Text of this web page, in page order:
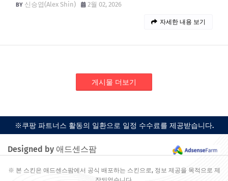
신승엽(Alex Shin)
2월 02, 2026
자세한 내용 보기
게시물 더보기
※쿠팡 파트너스 활동의 일환으로 일정 수수료를 제공받습니다.
Designed by 애드센스팜
※ 본 스킨은 애드센스팜에서 공식 배포하는 스킨으로, 정보 제공을 목적으로 제